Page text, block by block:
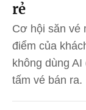
rẻ
Cơ hội săn vé
điểm của
không dùng
tấm vé bán ra.